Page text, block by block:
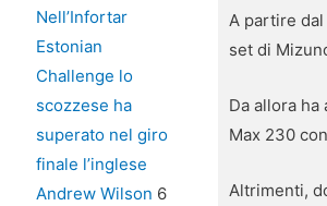
Nell’Infortar
Estonian
Challenge lo
scozzese ha
superato nel giro
finale l’inglese
Andrew Wilson 6
A partire
set di
Da allora
Max 230
Altrimenti,